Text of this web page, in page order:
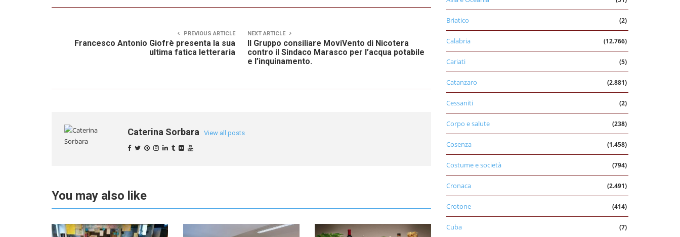
PREVIOUS ARTICLE
Francesco Antonio Giofrè presenta la sua
ultima fatica letteraria
NEXT ARTICLE
Il Gruppo consiliare MoviVento di Nicotera
contro il Sindaco Marasco per l’acqua potabile
e l’inquinamento.
Caterina Sorbara View all posts
You may also like
Briatico (2)
Calabria (12.766)
Cariati (5)
Catanzaro (2.881)
Cessaniti (2)
Corpo e salute (238)
Cosenza (1.458)
Costume e società (794)
Cronaca (2.491)
Crotone (414)
Cuba (7)